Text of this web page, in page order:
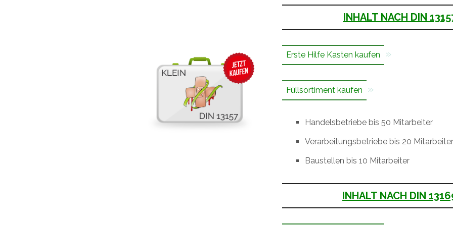
INHALT NACH DIN
Erste Hilfe Kasten kaufen
Füllsortiment kaufen
Handelsbetriebe bis 50 Mitarbeiter
Verarbeitungsbetriebe bis 20 Mitarbeiter
Baustellen bis 10 Mitarbeiter
INHALT NACH DIN